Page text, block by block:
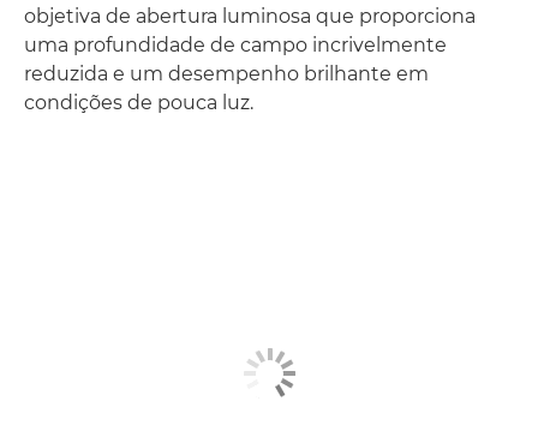
objetiva de abertura luminosa que proporciona
uma profundidade de campo incrivelmente
reduzida e um desempenho brilhante em
condições de pouca luz.